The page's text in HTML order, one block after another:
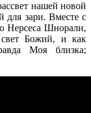
нашей новой
для зари. Вместе с
Нерсеса Шнорали,
Божий, и как
Моя близка;